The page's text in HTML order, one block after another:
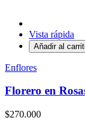
Vista rápida
Añadir al
Enflores
Florero en
$270.000